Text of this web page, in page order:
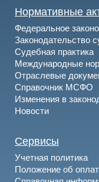
Нормативные
Федеральное
Законодательство
Судебная практика
Международные
Отраслевые
Справочник МСФО
Изменения в
Новости
Сервисы
Учетная политика
Положение об